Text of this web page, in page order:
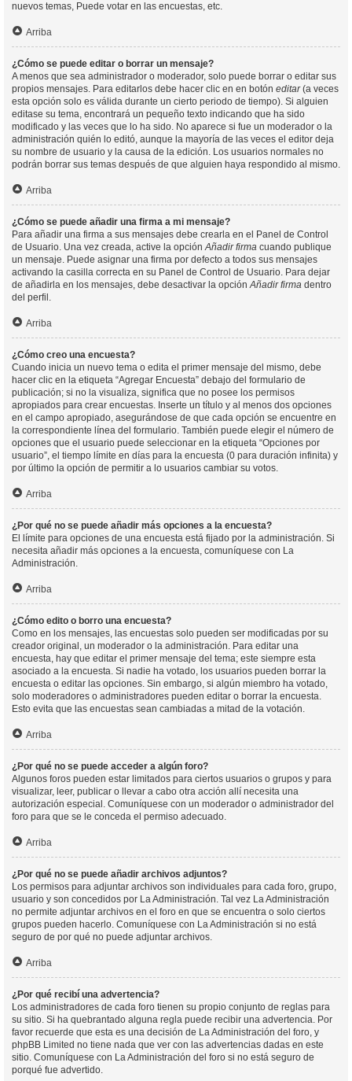
nuevos temas, Puede votar en las encuestas, etc.
Arriba
¿Cómo se puede editar o borrar un mensaje?
A menos que sea administrador o moderador, solo puede borrar o editar sus
propios mensajes. Para editarlos debe hacer clic en en botón editar(a veces
esta opción solo es válida durante un cierto periodo de tiempo). Si alguien
editase su tema, encontrará un pequeño texto indicando que ha sido
modificado y las veces que lo ha sido. No aparece si fue un moderador o la
administración quién lo editó, aunque la mayoría de las veces el editor deja
su nombre de usuario y la causa de la edición. Los usuarios normales no
podrán borrar sus temas después de que alguien haya respondido al mismo.
Arriba
¿Cómo se puede añadir una firma a mi mensaje?
Para añadir una firma a sus mensajes debe crearla en el Panel de Control
de Usuario. Una vez creada, active la opciónAñadir firma cuando publique
un mensaje. Puede asignar una firma por defecto a todos sus mensajes
activando la casilla correcta en su Panel de Control de Usuario. Para dejar
de añadirla en los mensajes, debe desactivar la opciónAñadir firma dentro
del perfil.
Arriba
¿Cómo creo una encuesta?
Cuando inicia un nuevo tema o edita el primer mensaje del mismo, debe
hacer clic en la etiqueta “Agregar Encuesta” debajo del formulario de
publicación; si no la visualiza, significa que no posee los permisos
apropiados para crear encuestas. Inserte un título y al menos dos opciones
en el campo apropiado, asegurándose de que cada opción se encuentre en
la correspondiente línea del formulario. También puede elegir el número de
opciones que el usuario puede seleccionar en la etiqueta “Opciones por
usuario”, el tiempo límite en días para la encuesta (0 para duración infinita) y
por último la opción de permitir a lo usuarios cambiar su votos.
Arriba
¿Por qué no se puede añadir más opciones a la encuesta?
El límite para opciones de una encuesta está fijado por la administración. Si
necesita añadir más opciones a la encuesta, comuníquese con La
Administración.
Arriba
¿Cómo edito o borro una encuesta?
Como en los mensajes, las encuestas solo pueden ser modificadas por su
creador original, un moderador o la administración. Para editar una
encuesta, hay que editar el primer mensaje del tema; este siempre esta
asociado a la encuesta. Si nadie ha votado, los usuarios pueden borrar la
encuesta o editar las opciones. Sin embargo, si algún miembro ha votado,
solo moderadores o administradores pueden editar o borrar la encuesta.
Esto evita que las encuestas sean cambiadas a mitad de la votación.
Arriba
¿Por qué no se puede acceder a algún foro?
Algunos foros pueden estar limitados para ciertos usuarios o grupos y para
visualizar, leer, publicar o llevar a cabo otra acción allí necesita una
autorización especial. Comuníquese con un moderador o administrador del
foro para que se le conceda el permiso adecuado.
Arriba
¿Por qué no se puede añadir archivos adjuntos?
Los permisos para adjuntar archivos son individuales para cada foro, grupo,
usuario y son concedidos por La Administración. Tal vez La Administración
no permite adjuntar archivos en el foro en que se encuentra o solo ciertos
grupos pueden hacerlo. Comuníquese con La Administración si no está
seguro de por qué no puede adjuntar archivos.
Arriba
¿Por qué recibí una advertencia?
Los administradores de cada foro tienen su propio conjunto de reglas para
su sitio. Si ha quebrantado alguna regla puede recibir una advertencia. Por
favor recuerde que esta es una decisión de La Administración del foro, y
phpBB Limited no tiene nada que ver con las advertencias dadas en este
sitio. Comuníquese con La Administración del foro si no está seguro de
porqué fue advertido.